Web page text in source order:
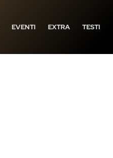
EVENTI EXTRA TESTI